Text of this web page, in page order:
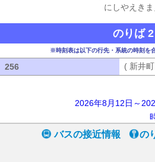
にしやえきま
のりば 2
※時刻表は以下の行先・系統の時刻を
256 ( 新井
2026年8月12日～
バスの接近情報 の